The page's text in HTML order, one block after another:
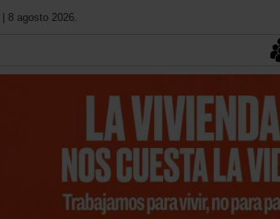
| 8 agosto 2026.